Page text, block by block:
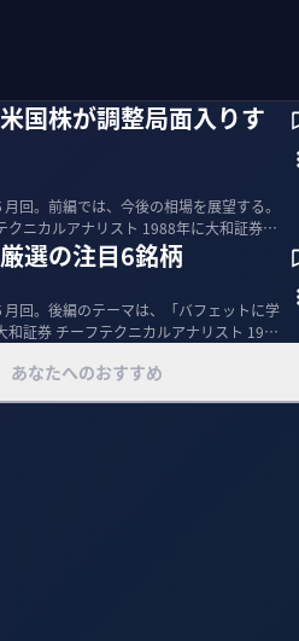
国株が調整局面入りす
回。前編では、今後の相場を展望する。
選の注目6銘柄
回。後編のテーマは、「バフェットに学
あなたへのおすすめ